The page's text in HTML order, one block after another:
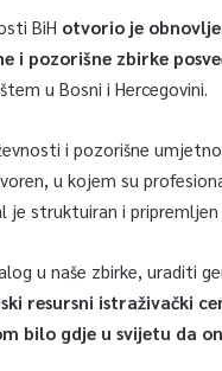
BiH otvorio je
i pozorišne zbirke
u Bosni i Hercegovini.
i pozorišne
u kojem su
struktuiran i
u naše zbirke, uraditi
resursni istraživački
bilo gdje u svijetu da